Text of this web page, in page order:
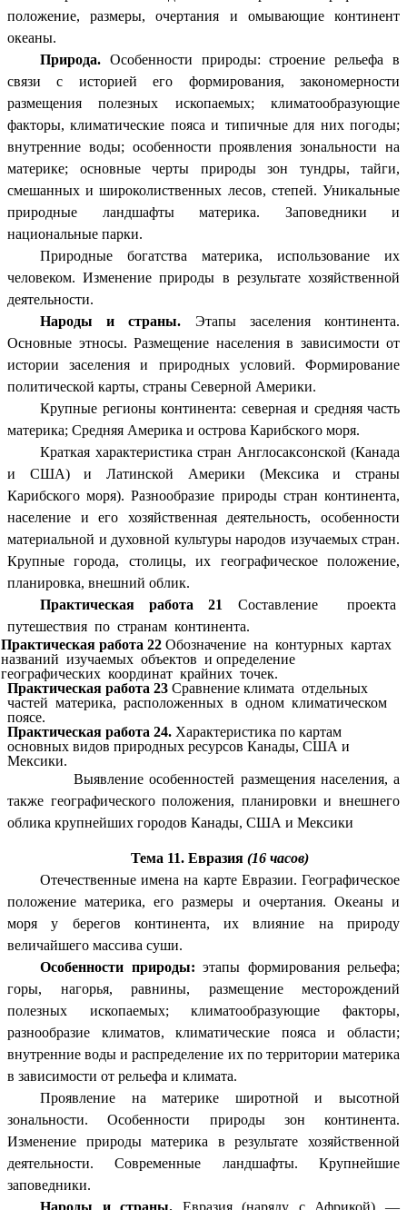
положение, размеры, очертания и омывающие континент
океаны.
Природа. Особенности природы: строение рельефа в
связи с историей его формирования, закономерности
размещения полезных ископаемых; климатообразующие
факторы, климатические пояса и типичные для них погоды;
внутренние воды; особенности проявления зональности на
материке; основные черты природы зон тундры, тайги,
смешанных и широколиственных лесов, степей. Уникальные
природные ландшафты материка. Заповедники и
национальные парки.
Природные богатства материка, использование их
человеком. Изменение природы в результате хозяйственной
деятельности.
Народы и страны. Этапы заселения континента.
Основные этносы. Размещение населения в зависимости от
истории заселения и природных условий. Формирование
политической карты, страны Северной Америки.
Крупные регионы континента: северная и средняя часть
материка; Средняя Америка и острова Карибского моря.
Краткая характеристика стран Англосаксонской (Канада
и США) и Латинской Америки (Мексика и страны
Карибского моря). Разнообразие природы стран континента,
население и его хозяйственная деятельность, особенности
материальной и духовной культуры народов изучаемых стран.
Крупные города, столицы, их географическое положение,
планировка, внешний облик.
Практическая работа 21 Составление проекта
путешествия по странам континента.
Практическая работа 22 Обозначение на контурных картах
названий изучаемых объектов и определение
географических координат крайних точек.
Практическая работа 23 Сравнение климата отдельных
частей материка, расположенных в одном климатическом
поясе.
Практическая работа 24. Характеристика по картам
основных видов природных ресурсов Канады, США и
Мексики.
Выявление особенностей размещения населения, а
также географического положения, планировки и внешнего
облика крупнейших городов Канады, США и Мексики
Тема 11. Евразия (16 часов)
Отечественные имена на карте Евразии. Географическое
положение материка, его размеры и очертания. Океаны и
моря у берегов континента, их влияние на природу
величайшего массива суши.
Особенности природы: этапы формирования рельефа;
горы, нагорья, равнины, размещение месторождений
полезных ископаемых; климатообразующие факторы,
разнообразие климатов, климатические пояса и области;
внутренние воды и распределение их по территории материка
в зависимости от рельефа и климата.
Проявление на материке широтной и высотной
зональности. Особенности природы зон континента.
Изменение природы материка в результате хозяйственной
деятельности. Современные ландшафты. Крупнейшие
заповедники.
Народы и страны. Евразия (наряду с Африкой) —